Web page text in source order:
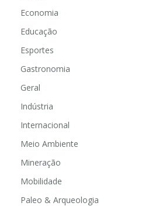
Economia
Educação
Esportes
Gastronomia
Geral
Indústria
Internacional
Meio Ambiente
Mineração
Mobilidade
Paleo & Arqueologia